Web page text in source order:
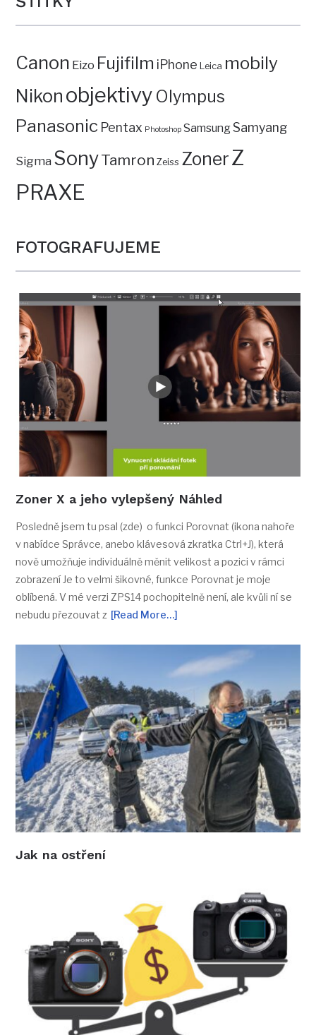
Canon Eizo Fujifilm iPhone Leica mobily
Nikon objektivy Olympus
Panasonic Pentax Photoshop SamsungSamyang
Sigma SonyTamron Zeiss ZonerZ
PRAXE
FOTOGRAFUJEME
Zoner X a jeho vylepšený Náhled
Posledně jsem tu psal (zde) o funkci Porovnat (ikona nahoře
v nabídce Správce, anebo klávesová zkratka Ctrl+J), která
nově umožňuje individuálně měnit velikost a pozici v rámci
zobrazení Je to velmi šikovné, funkce Porovnat je moje
oblíbená. V mé verzi ZPS14 pochopitelně není, ale kvůli ní se
nebudu přezouvat z [Read More…]
Jak na ostření